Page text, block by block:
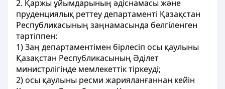
2. Қаржы ұйымдарының әдіснамасы және
пруденциялық реттеу департаменті Қазақстан
Республикасының заңнамасында белгіленген
тәртіппен:
1) Заң департаментімен бірлесіп осы қаулыны
Қазақстан Республикасының Әділет
министрлігінде мемлекеттік тіркеуді;
2) осы қаулыны ресми жарияланғаннан кейін